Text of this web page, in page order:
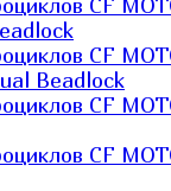
CF
CF
Beadlock
CF
CF